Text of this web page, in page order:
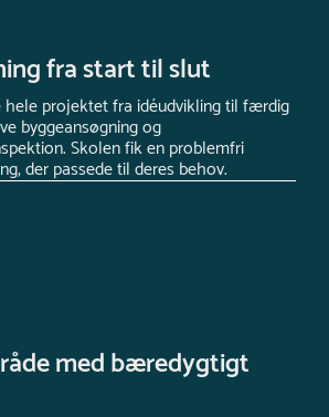
fra start til slut
hele projektet fra idéudvikling til færdig
byggeansøgning og
Skolen fik en problemfri
der passede til deres behov.
med bæredygtigt